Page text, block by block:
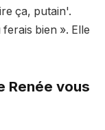
ça, putain'.
bien ». Elle
Renée vous